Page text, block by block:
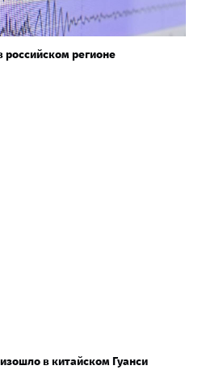
регионе
в китайском Гуанси